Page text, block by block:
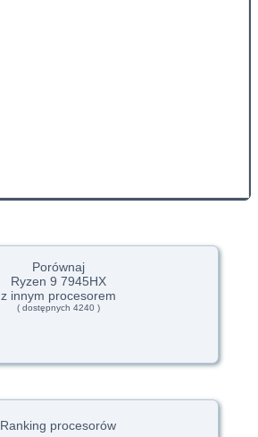
Porównaj
Ryzen 9 7945HX
z innym procesorem
( dostępnych 4240 )
Ranking procesorów